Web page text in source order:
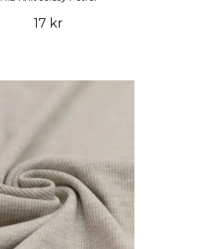
17 kr